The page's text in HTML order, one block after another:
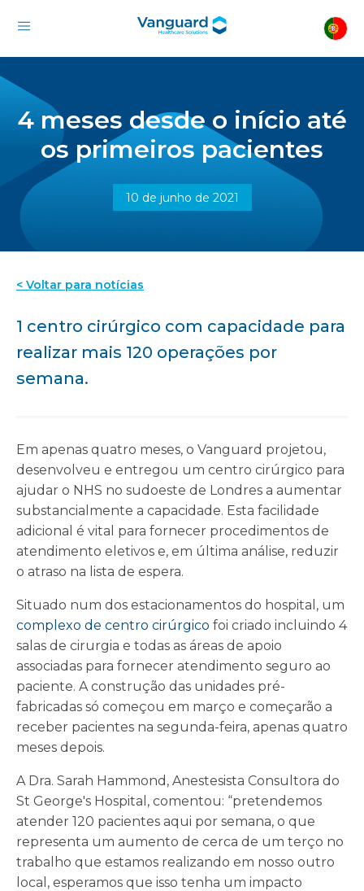
4 meses desde o início até
os primeiros pacientes
10 de junho de 2021
< Voltar para notícias
1 centro cirúrgico com capacidade para
realizar mais 120 operações por
semana.
Em apenas quatro meses, o Vanguard projetou,
desenvolveu e entregou um centro cirúrgico para
ajudar o NHS no sudoeste de Londres a aumentar
substancialmente a capacidade. Esta facilidade
adicional é vital para fornecer procedimentos de
atendimento eletivos e, em última análise, reduzir
o atraso na lista de espera.
Situado num dos estacionamentos do hospital, um
complexo de centro cirúrgico foi criado incluindo 4
salas de cirurgia e todas as áreas de apoio
associadas para fornecer atendimento seguro ao
paciente. A construção das unidades pré-
fabricadas só começou em março e começarão a
receber pacientes na segunda-feira, apenas quatro
meses depois.
A Dra. Sarah Hammond, Anestesista Consultora do
St George's Hospital, comentou: “pretendemos
atender 120 pacientes aqui por semana, o que
representa um aumento de cerca de um terço no
trabalho que estamos realizando em nosso outro
local, esperamos que isso tenha um impacto